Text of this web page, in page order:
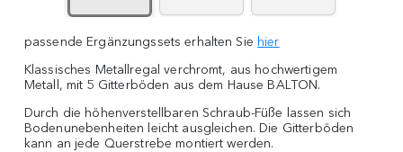
passende Ergänzungssets erhalten Sie hier
Klassisches Metallregal verchromt, aus hochwertigem
Metall, mit 5 Gitterböden aus dem Hause BALTON.
Durch die höhenverstellbaren Schraub-Füße lassen sich
Bodenunebenheiten leicht ausgleichen. Die Gitterböden
kann an jede Querstrebe montiert werden.